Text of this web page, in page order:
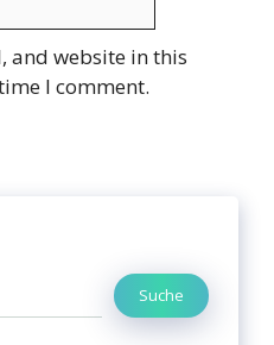
and website in this
I comment.
Suche